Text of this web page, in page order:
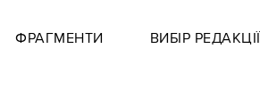
ФРАГМЕНТИ ВИБІР РЕДАКЦІЇ